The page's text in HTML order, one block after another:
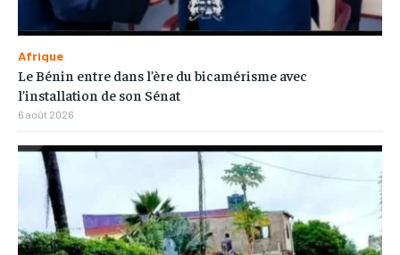
Afrique
Le Bénin entre dans l’ère du bicamérisme avec
l’installation de son Sénat
6 août 2026